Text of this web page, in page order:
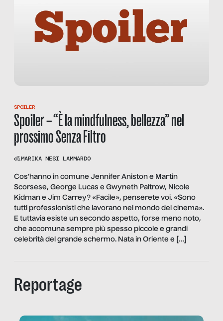
SPOILER
Spoiler – “È la mindfulness, bellezza” nel
prossimo Senza Filtro
diMARIKA NESI LAMMARDO
Cos’hanno in comune Jennifer Aniston e Martin
Scorsese, George Lucas e Gwyneth Paltrow, Nicole
Kidman e Jim Carrey? «Facile», penserete voi. «Sono
tutti professionisti che lavorano nel mondo del cinema».
E tuttavia esiste un secondo aspetto, forse meno noto,
che accomuna sempre più spesso piccole e grandi
celebrità del grande schermo. Nata in Oriente e […]
Reportage